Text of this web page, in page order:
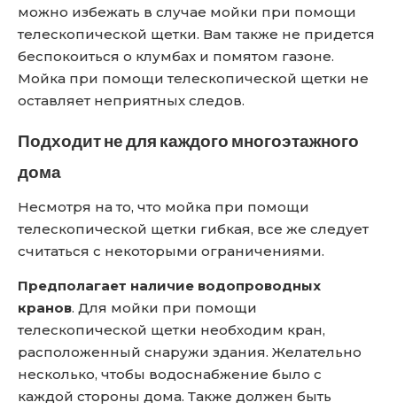
можно избежать в случае мойки при помощи
телескопической щетки. Вам также не придется
беспокоиться о клумбах и помятом газоне.
Мойка при помощи телескопической щетки не
оставляет неприятных следов.
Подходит не для каждого многоэтажного
дома
Несмотря на то, что мойка при помощи
телескопической щетки гибкая, все же следует
считаться с некоторыми ограничениями.
Предполагает наличие водопроводных
кранов. Для мойки при помощи
телескопической щетки необходим кран,
расположенный снаружи здания. Желательно
несколько, чтобы водоснабжение было с
каждой стороны дома. Также должен быть